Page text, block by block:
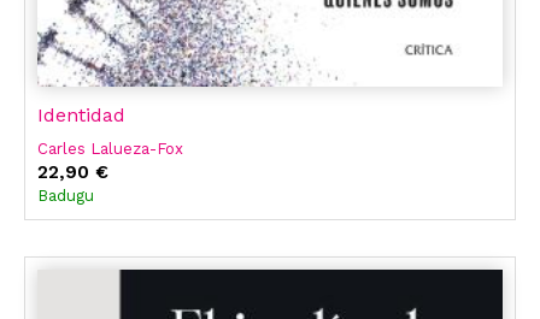
Identidad
Carles Lalueza-Fox
22,90 €
Badugu